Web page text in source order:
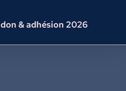
don & adhésion 2026